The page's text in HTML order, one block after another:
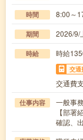
時間 8:00～
期間 2026/9/
時給 時給
交通
交通費
仕事内容
一般事務
【部署
確認、